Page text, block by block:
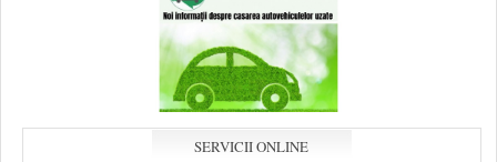
SERVICII ONLINE